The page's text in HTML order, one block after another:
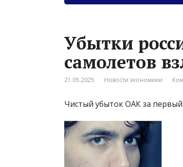
Убытки
самолетов
21.05.2025 Новости экономики
Чистый убыток ОАК за